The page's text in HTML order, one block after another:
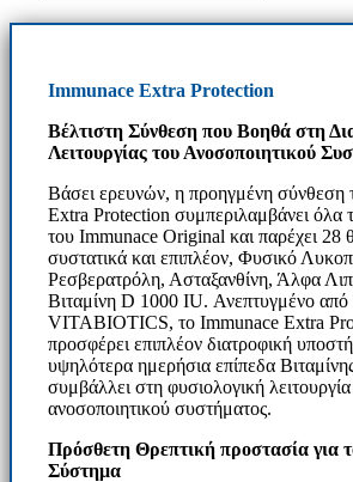
Immunace Extra Protection
Βέλτιστη Σύνθεση που Bοηθά στη
Λειτουργίας του Ανοσοποιητικού
Βάσει ερευνών, η προηγμένη σύνθεση
Extra Protection συμπεριλαμβάνει όλα
του Immunace Original και παρέχει 28
συστατικά και επιπλέον, Φυσικό
Ρεσβερατρόλη, Ασταξανθίνη, Άλφα
Βιταμίνη D 1000 IU. Ανεπτυγμένο από
VITABIOTICS, το Immunace Extra
προσφέρει επιπλέον διατροφική
υψηλότερα ημερήσια επίπεδα
συμβάλλει στη φυσιολογική
ανοσοποιητικού συστήματος.
Πρόσθετη Θρεπτική προστασία για
Σύστημα